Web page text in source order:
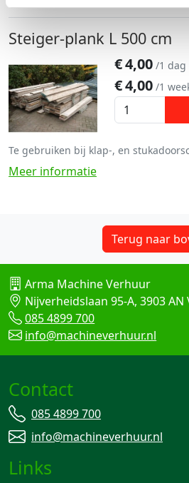
Steiger-plank L 500 cm
€4,00 /1 dag
€4,00 /1
Te gebruiken bij klap-, en
Meer informatie
Terug naar
Arma Machine Verhuur
Nijverheidslaan 95-A, 3903 AN
085 4899 700
info@machineverhuur.nl
Contact
085 4899 700
info@machineverhuur.nl
Links